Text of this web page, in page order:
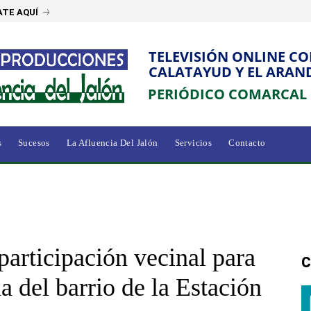
AQUÍ
TELEVISIÓN ONLINE
CALATAYUD Y EL
PERIÓDICO
Sucesos La Afluencia Del Jalón Servicios Contacto
vecinal para
del barrio de la Estación